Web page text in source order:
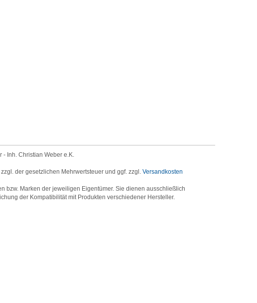
Inh. Christian Weber e.K.
der gesetzlichen Mehrwertsteuer und ggf. zzgl. Versandkosten
bzw. Marken der jeweiligen Eigentümer. Sie dienen ausschließlich
der Kompatibilität mit Produkten verschiedener Hersteller.